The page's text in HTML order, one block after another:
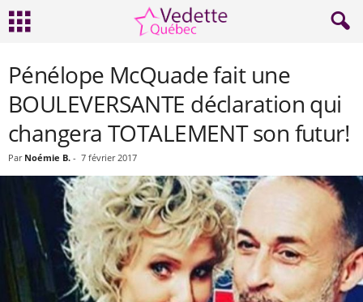
Pénélope McQuade fait une
BOULEVERSANTE déclaration qui
changera TOTALEMENT son futur!
Par Noémie B. - 7 février 2017